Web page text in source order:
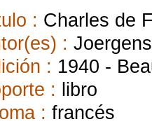
: Charles de
:
: 1940 -
: libro
: francés